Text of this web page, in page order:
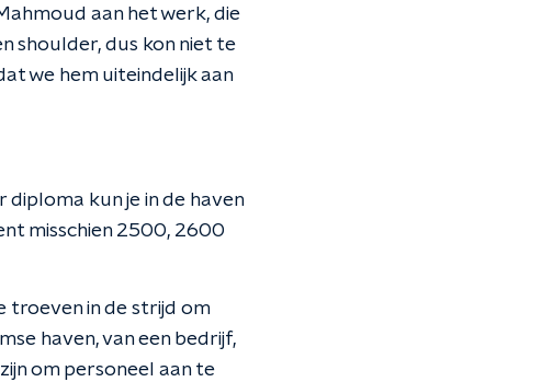
aan het werk, die
shoulder, dus kon niet te
we hem uiteindelijk aan
kun je in de haven
misschien 2500, 2600
troeven in de strijd om
haven, van een bedrijf,
om personeel aan te